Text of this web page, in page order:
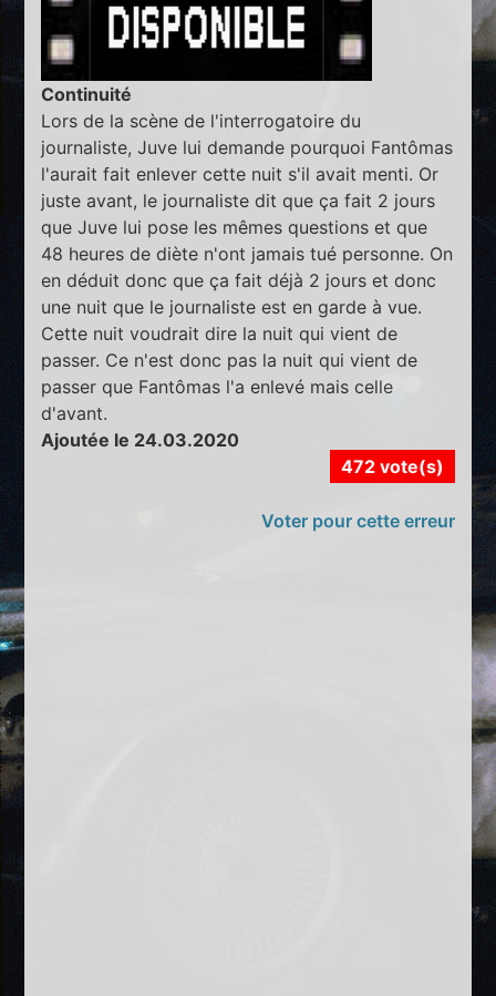
Continuité
Lors de la scène de l'interrogatoire du
journaliste, Juve lui demande pourquoi Fantômas
l'aurait fait enlever cette nuit s'il avait menti. Or
juste avant, le journaliste dit que ça fait 2 jours
que Juve lui pose les mêmes questions et que
48 heures de diète n'ont jamais tué personne. On
en déduit donc que ça fait déjà 2 jours et donc
une nuit que le journaliste est en garde à vue.
Cette nuit voudrait dire la nuit qui vient de
passer. Ce n'est donc pas la nuit qui vient de
passer que Fantômas l'a enlevé mais celle
d'avant.
Ajoutée le 24.03.2020
472 vote(s)
Voter pour cette erreur